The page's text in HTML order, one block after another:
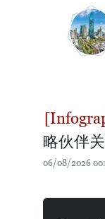
略伙伴
06/08/2026